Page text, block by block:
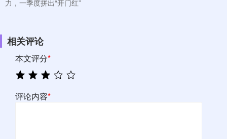
力，一季度拼出“开门红”
相关评论
本文评分*
评论内容*